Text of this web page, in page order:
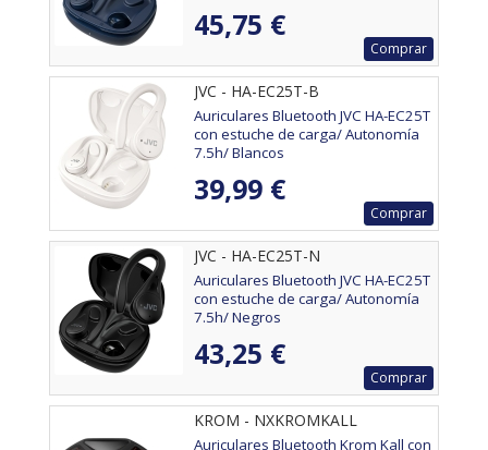
45,75 €
Comprar
JVC - HA-EC25T-B
Auriculares Bluetooth JVC HA-EC25T
con estuche de carga/ Autonomía
7.5h/ Blancos
39,99 €
Comprar
JVC - HA-EC25T-N
Auriculares Bluetooth JVC HA-EC25T
con estuche de carga/ Autonomía
7.5h/ Negros
43,25 €
Comprar
KROM - NXKROMKALL
Auriculares Bluetooth Krom Kall con